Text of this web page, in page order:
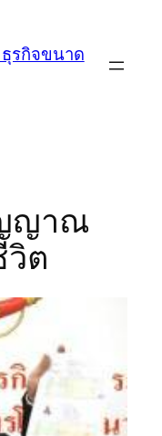
ธุรกิจขนาด
ญาณ
ต